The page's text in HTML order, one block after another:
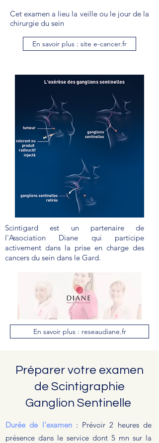
Cet examen a lieu la veille ou le jour de la
chirurgie du sein
En savoir plus : site e-cancer.fr
Scintigard est un partenaire de
l'Association Diane qui participe
activement dans la prise en charge des
cancers du sein dans le Gard.
En savoir plus : reseaudiane.fr
Préparer votre examen
de Scintigraphie
Ganglion Sentinelle
Durée de l’examen: Prévoir 2 heures de
présence dans le service dont 5 mn sur la